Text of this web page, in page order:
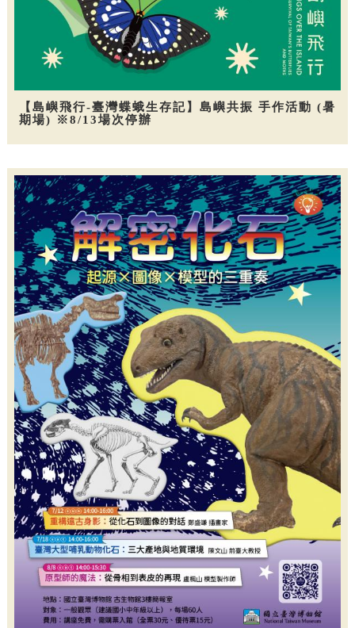
【島嶼飛行-臺灣蝶蛾生存記】島嶼共振 手作活動 (暑
期場) ※8/13場次停辦